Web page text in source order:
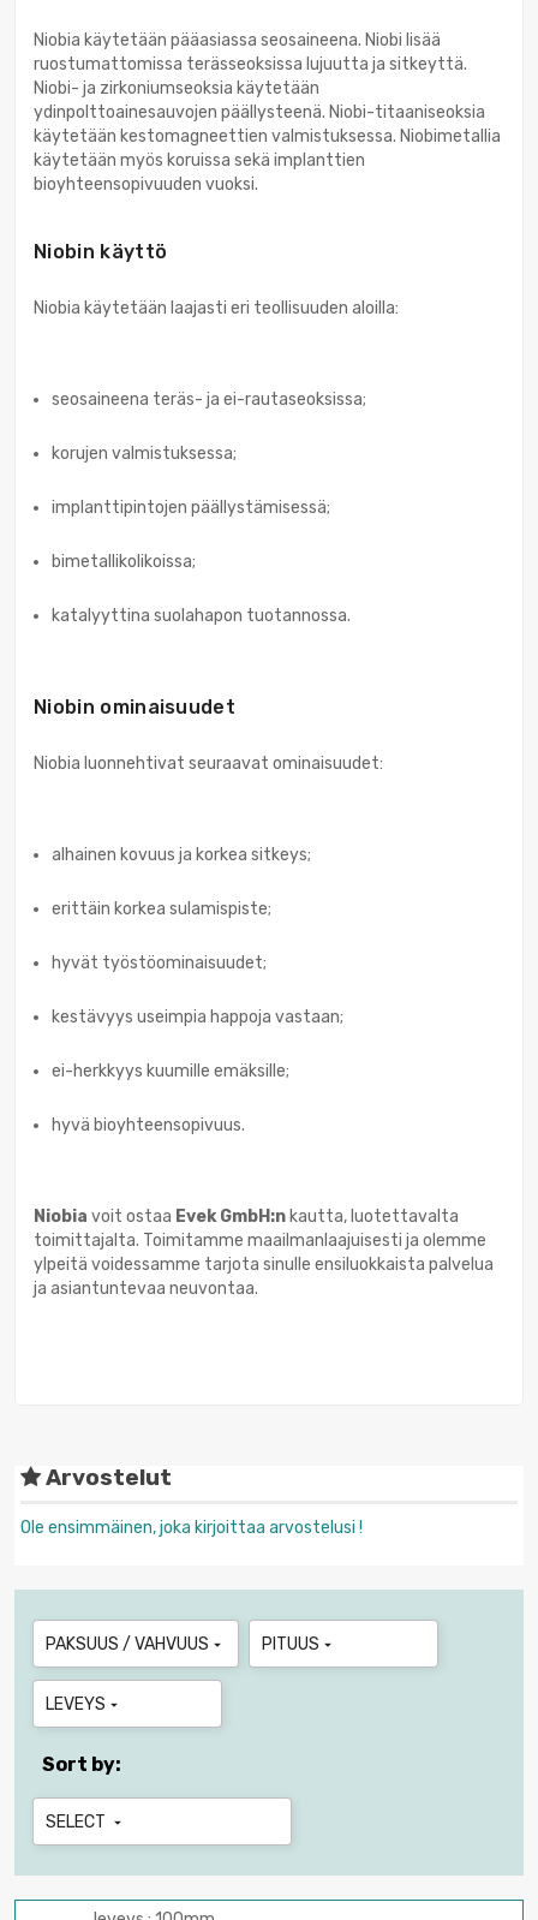
Niobia käytetään pääasiassa seosaineena. Niobi lisää
ruostumattomissa terässeoksissa lujuutta ja sitkeyttä.
Niobi- ja zirkoniumseoksia käytetään
ydinpolttoainesauvojen päällysteenä. Niobi-titaaniseoksia
käytetään kestomagneettien valmistuksessa. Niobimetallia
käytetään myös koruissa sekä implanttien
bioyhteensopivuuden vuoksi.
Niobin käyttö
Niobia käytetään laajasti eri teollisuuden aloilla:
seosaineena teräs- ja ei-rautaseoksissa;
korujen valmistuksessa;
implanttipintojen päällystämisessä;
bimetallikolikoissa;
katalyyttina suolahapon tuotannossa.
Niobin ominaisuudet
Niobia luonnehtivat seuraavat ominaisuudet:
alhainen kovuus ja korkea sitkeys;
erittäin korkea sulamispiste;
hyvät työstöominaisuudet;
kestävyys useimpia happoja vastaan;
ei-herkkyys kuumille emäksille;
hyvä bioyhteensopivuus.
Niobia voit ostaa Evek GmbH:n kautta, luotettavalta
toimittajalta. Toimitamme maailmanlaajuisesti ja olemme
ylpeitä voidessamme tarjota sinulle ensiluokkaista palvelua
ja asiantuntevaa neuvontaa.
Arvostelut
Ole ensimmäinen, joka kirjoittaa arvostelusi !
PAKSUUS / VAHVUUS  PITUUS 
LEVEYS 
Sort by:
SELECT 